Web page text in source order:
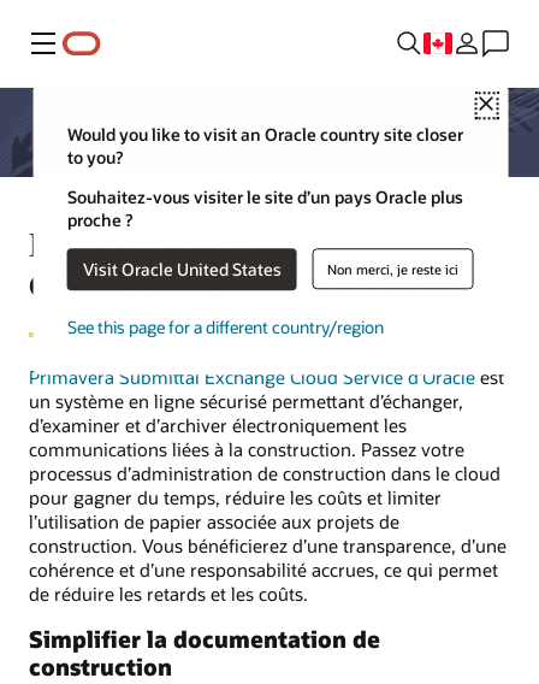
Menu
Close
Would you like to visit an Oracle country site closer
to you?
Souhaitez-vous visiter le site d’un pays Oracle plus
proche ?
Visit Oracle United States Non merci, je reste ici
See this page for a different country/region
Primavera Submittal Exchange
Cloud Service : Fiche technique
Primavera Submittal Exchange Cloud Service d’Oracle est
un système en ligne sécurisé permettant d’échanger,
d’examiner et d’archiver électroniquement les
communications liées à la construction. Passez votre
processus d’administration de construction dans le cloud
pour gagner du temps, réduire les coûts et limiter
l’utilisation de papier associée aux projets de
construction. Vous bénéficierez d’une transparence, d’une
cohérence et d’une responsabilité accrues, ce qui permet
de réduire les retards et les coûts.
Simplifier la documentation de
construction